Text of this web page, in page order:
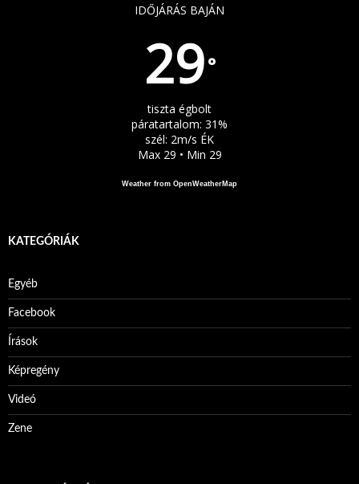
IDŐJÁRÁS BAJÁN
29°
tiszta égbolt
páratartalom: 31%
szél: 2m/s ÉK
Max 29 • Min 29
Weather from OpenWeatherMap
KATEGÓRIÁK
Egyéb
Facebook
Írások
Képregény
Videó
Zene